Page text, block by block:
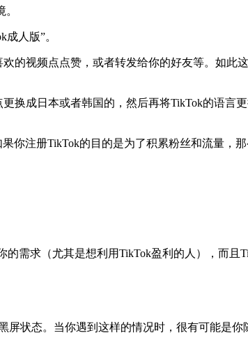
人版”。
的视频点点赞，或者转发给你的好友等。如此
换成日本或者韩国的，然后再将TikTok的语言
你注册TikTok的目的是为了积累粉丝和流量，
需求（尤其是想利用TikTok盈利的人），而且
状态。当你遇到这样的情况时，很有可能是